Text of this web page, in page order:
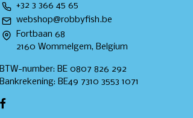
+32 3 366 45 65
webshop@robbyfish.be
Fortbaan 68
2160 Wommelgem, Belgium
BTW-number: BE 0807 826 292
Bankrekening: BE49 7310 3553 1071